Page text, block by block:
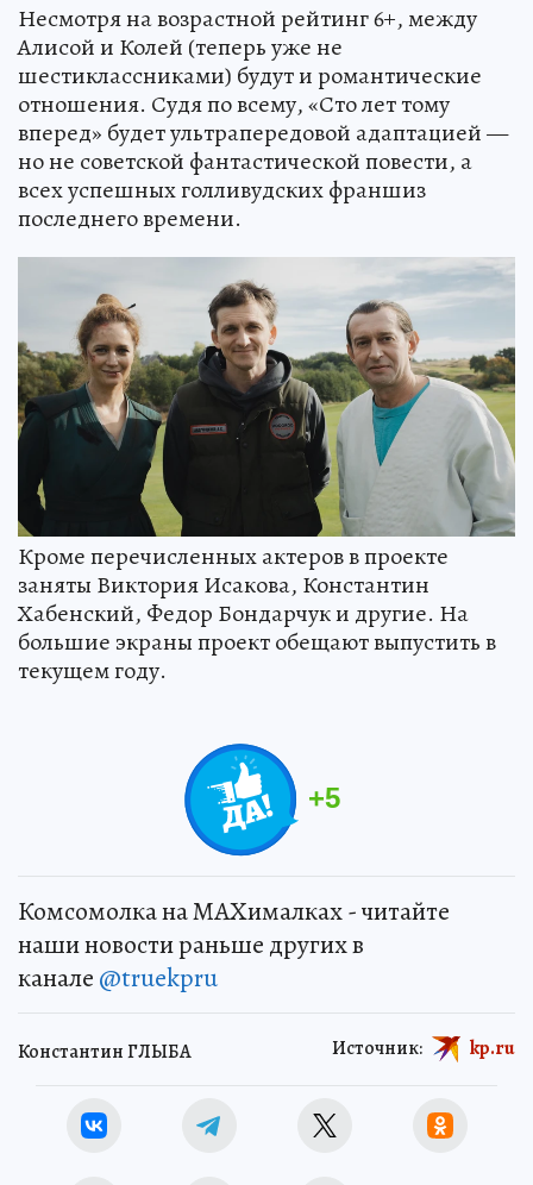
Несмотря на возрастной рейтинг 6+, между
Алисой и Колей (теперь уже не
шестиклассниками) будут и романтические
отношения. Судя по всему, «Сто лет тому
вперед» будет ультрапередовой адаптацией —
но не советской фантастической повести, а
всех успешных голливудских франшиз
последнего времени.
Кроме перечисленных актеров в проекте
заняты Виктория Исакова, Константин
Хабенский, Федор Бондарчук и другие. На
большие экраны проект обещают выпустить в
текущем году.
+5
Комсомолка на MAXималках - читайте
наши новости раньше других в
канале @truekpru
Константин ГЛЫБА Источник: kp.ru